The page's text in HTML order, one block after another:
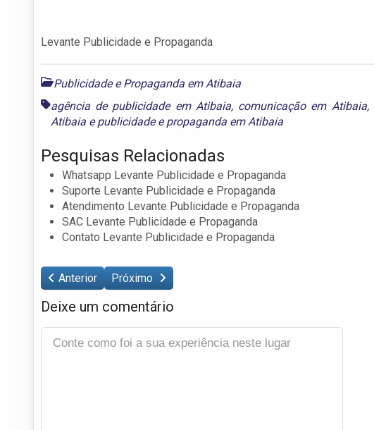
Levante Publicidade e Propaganda
Publicidade e Propaganda em Atibaia
agência de publicidade em Atibaia, comunicação em Atibaia,
Atibaia epublicidade e propaganda em Atibaia
Pesquisas Relacionadas
Whatsapp Levante Publicidade e Propaganda
Suporte Levante Publicidade e Propaganda
Atendimento Levante Publicidade e Propaganda
SAC Levante Publicidade e Propaganda
Contato Levante Publicidade e Propaganda
Anterior Próximo
Deixe um comentário